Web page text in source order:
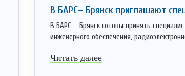
В БАРС– Брянcк приглaшают
В БАРС – Брянск готовы принять
инженерного обеспечения,
Читать далее